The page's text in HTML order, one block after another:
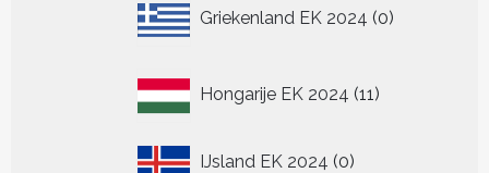
Griekenland EK 2024 0
producten
Hongarije EK 2024 11
producten
IJsland EK 2024 00